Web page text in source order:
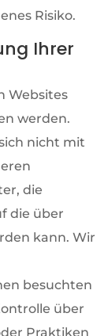
Risiko.
Ihrer
Websites
werden.
nicht mit
die
die über
kann. Wir
besuchten
über
Praktiken